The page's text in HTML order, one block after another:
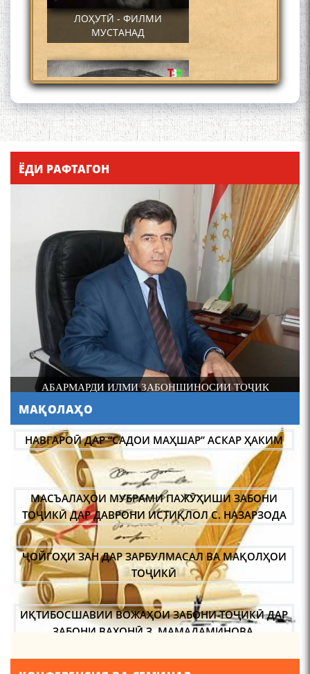
ЛОҲУТӢ - ФИЛМИ
МУСТАНАД
Қадамҷо - Лоҳутӣ
4-уми декабр- зодрӯзи
шоири абадзинда Абулқосим
Лоҳутӣ
АБУЛҚОСИМ ЛОҲУТӢ /
ABULQOSIM LOHUTY/
Что знают в Ташкенте о
Мирзо Турсунзаде, чьим
именем назвали станцию
метро?
ЁДИ РАФТАГОН
АБАРМАРДИ ИЛМИ ЗАБОНШИНОСИИ ТОҶИК
МАҚОЛАҲО
НАВГАРОӢ ДАР “САДОИ МАҲШАР” АСКАР ҲАКИМ
МАСЪАЛАҲОИ МУБРАМИ ПАЖӮҲИШИ ЗАБОНИ
ТОҶИКӢ ДАР ДАВРОНИ ИСТИҚЛОЛ С. НАЗАРЗОДА
ҶОЙГОҲИ ЗАН ДАР ЗАРБУЛМАСАЛ ВА МАҚОЛҲОИ
ТОҶИКӢ
ИҚТИБОСШАВИИ ВОЖАҲОИ ЗАБОНИ ТОҶИКӢ ДАР
ЗАБОНИ ВАХОНӢ З. МАМАДАМИНОВА.